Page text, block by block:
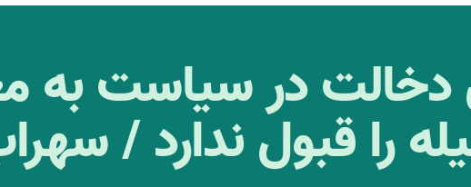
دخالت در سیاست به
را قبول ندارد /